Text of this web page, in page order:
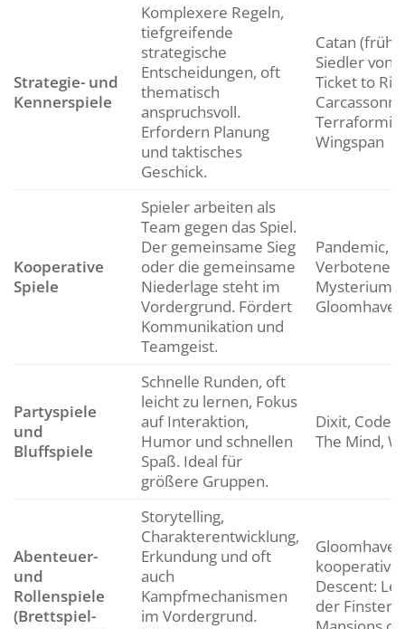
Strategie- und
Kennerspiele
Komplexere Regeln,
tiefgreifende
strategische
Entscheidungen, oft
thematisch
anspruchsvoll.
Erfordern Planung
und taktisches
Geschick.
Catan
Siedler von
Ticket to
Wingspan
Kooperative
Spiele
Spieler arbeiten als
Team gegen das Spiel.
Der gemeinsame Sieg
oder die gemeinsame
Niederlage steht im
Vordergrund. Fördert
Kommunikation und
Teamgeist.
Pandemic,
Verbotene
Mysterium,
Gloomhaven
Partyspiele
und
Bluffspiele
Schnelle Runden, oft
leicht zu lernen, Fokus
auf Interaktion,
Humor und schnellen
Spaß. Ideal für
größere Gruppen.
Dixit,
The Mind,
Abenteuer-
und
Rollenspiele
(Brettspiel-
Storytelling,
Charakterentwicklung,
Erkundung und oft
auch
Kampfmechanismen
im Vordergrund.
kooperativ),
Descent:
der